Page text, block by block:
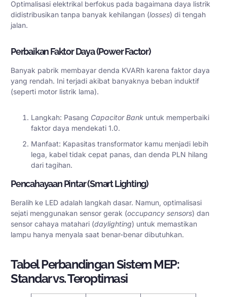
Optimalisasi elektrikal berfokus pada bagaimana daya listrik
didistribusikan tanpa banyak kehilangan (losses) di tengah
jalan.
Perbaikan Faktor Daya (Power Factor)
Banyak pabrik membayar denda KVARh karena faktor daya
yang rendah. Ini terjadi akibat banyaknya beban induktif
(seperti motor listrik lama).
Langkah: Pasang Capacitor Bank untuk memperbaiki
faktor daya mendekati 1.0.
Manfaat: Kapasitas transformator kamu menjadi lebih
lega, kabel tidak cepat panas, dan denda PLN hilang
dari tagihan.
Pencahayaan Pintar (Smart Lighting)
Beralih ke LED adalah langkah dasar. Namun, optimalisasi
sejati menggunakan sensor gerak (occupancy sensors) dan
sensor cahaya matahari (daylighting) untuk memastikan
lampu hanya menyala saat benar-benar dibutuhkan.
Tabel Perbandingan Sistem MEP:
Standar vs. Teroptimasi